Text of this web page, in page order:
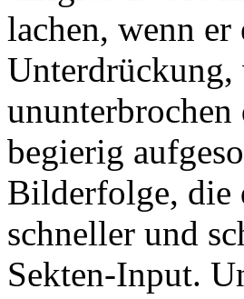
lachen, wenn
begierig
Bilderfolge, die
schneller und
Sekten-Input.